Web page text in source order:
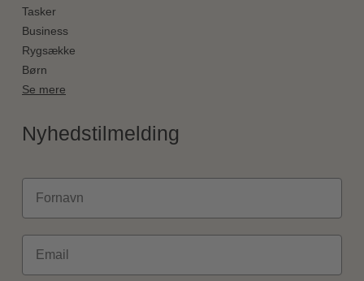
Tasker
Business
Rygsække
Børn
Se mere
Nyhedstilmelding